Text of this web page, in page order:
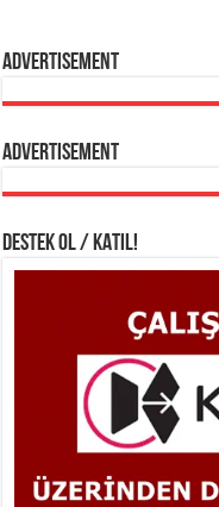
Advertisement
Advertisement
DESTEK OL / KATIL!